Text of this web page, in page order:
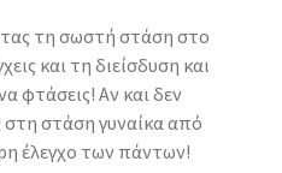
τη σωστή στάση στο
και τη διείσδυση και
φτάσεις! Αν και δεν
στη στάση γυναίκα από
έλεγχο των πάντων!